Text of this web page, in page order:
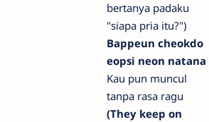
bertanya padaku
"siapa pria itu?")
Bappeun cheokdo
eopsi neon natana
Kau pun muncul
tanpa rasa ragu
(They keep on